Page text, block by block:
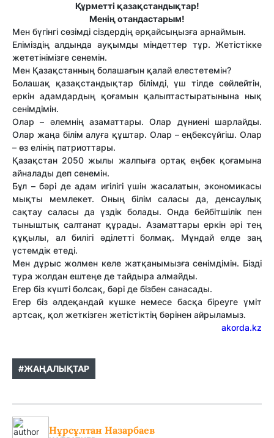
Құрметті қазақстандықтар!
Менің отандастарым!
Мен бүгінгі сөзімді сіздердің әрқайсыңызға арнаймын.
Еліміздің алдында ауқымды міндеттер тұр. Жетістікке
жететінімізге сенемін.
Мен Қазақстанның болашағын қалай елестетемін?
Болашақ қазақстандықтар білімді, үш тілде сөйлейтін,
еркін адамдардың қоғамын қалыптастыратынына нық
сенімдімін.
Олар – әлемнің азаматтары. Олар дүниені шарлайды.
Олар жаңа білім алуға құштар. Олар – еңбексүйгіш. Олар
– өз елінің патриоттары.
Қазақстан 2050 жылы жалпыға ортақ еңбек қоғамына
айналады деп сенемін.
Бұл – бәрі де адам игілігі үшін жасалатын, экономикасы
мықты мемлекет. Оның білім саласы да, денсаулық
сақтау саласы да үздік болады. Онда бейбітшілік пен
тыныштық салтанат құрады. Азаматтары еркін әрі тең
құқылы, ал билігі әділетті болмақ. Мұндай елде заң
үстемдік етеді.
Мен дұрыс жолмен келе жатқанымызға сенімдімін. Бізді
тура жолдан ештеңе де тайдыра алмайды.
Егер біз күшті болсақ, бәрі де бізбен санасады.
Егер біз әлдеқандай күшке немесе басқа біреуге үміт
артсақ, қол жеткізген жетістіктің бәрінен айрыламыз.
akorda.kz
#ЖАҢАЛЫҚТАР
Нұрсұлтан Назарбаев